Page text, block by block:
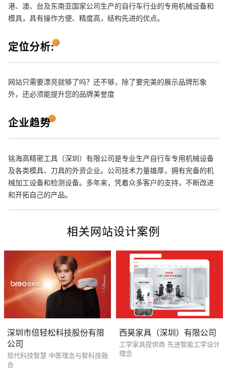
港、澳、台及东南亚国家公司生产的自行车行业的专用机械设备和
模具，具有操作方便、精度高，结构先进的优点。
定位分析:
网站只需要漂亮就够了吗？还不够，除了要完美的展示品牌形象
外，还必须能提升您的品牌美誉度
企业趋势
铭海高精密工具（深圳）有限公司是专业生产自行车专用机械设备
及各类模具、刀具的外资企业。公司技术力量雄厚，拥有完备的机
械加工设备和检测设备。多年来，凭着众多客户的支持，不断改进
和开拓自己的产品。
相关网站设计案例
深圳市倍轻松科技股份有限
公司
现代科技智慧 中医理念与智科技融
合
西昊家具（深圳）有限公司
工学家具提供商 先进智能工学设计
理念
电话 微信号
创意品牌型网站